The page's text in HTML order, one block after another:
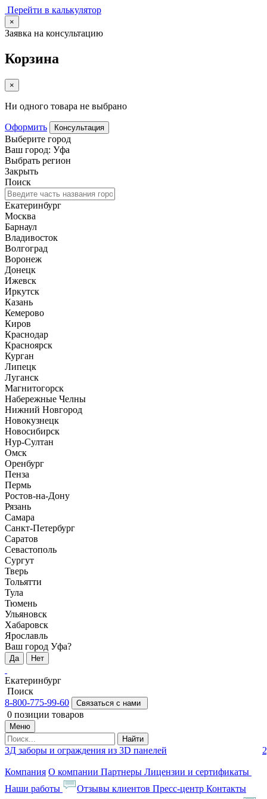
Перейти в калькулятор
×
Заявка на консультацию
Корзина
×
Ни одного товара не выбрано
Оформить Консультация
Выберите город
Ваш город: Уфа
Выбрать регион
Закрыть
Поиск
Екатеринбург
Москва
Барнаул
Владивосток
Волгоград
Воронеж
Донецк
Ижевск
Иркутск
Казань
Кемерово
Киров
Краснодар
Красноярск
Курган
Липецк
Луганск
Магнитогорск
Набережные Челны
Нижний Новгород
Новокузнецк
Новосибирск
Нур-Султан
Омск
Оренбург
Пенза
Пермь
Ростов-на-Дону
Рязань
Самара
Санкт-Петербург
Саратов
Севастополь
Сургут
Тверь
Тольятти
Тула
Тюмень
Ульяновск
Хабаровск
Ярославль
Ваш город Уфа?
Да Нет
Екатеринбург
Поиск
8-800-775-99-60
Связаться с нами
0 позиции товаров
Меню
Найти
3Д заборы и ограждения из 3D панелей
Компания О компании Партнеры Лицензии и сертификаты
Наши работы
Отзывы клиентов Пресс-центр Контакты